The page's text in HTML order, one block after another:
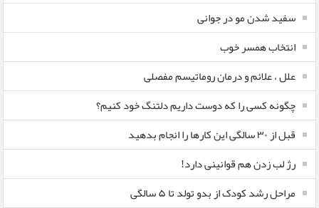
سفید شدن مو در جوانی
انتخاب همسر خوب
علل ، علائم و درمان روماتیسم مفصلی
چگونه کسی را که دوست داریم دلتنگ خود کنیم؟
قبل از ۳۰ سالگی این کارها را انجام بدهید
رژ لب زدن هم قوانینی دارد!
مراحل رشد کودک از بدو تولد تا ۵ سالگی